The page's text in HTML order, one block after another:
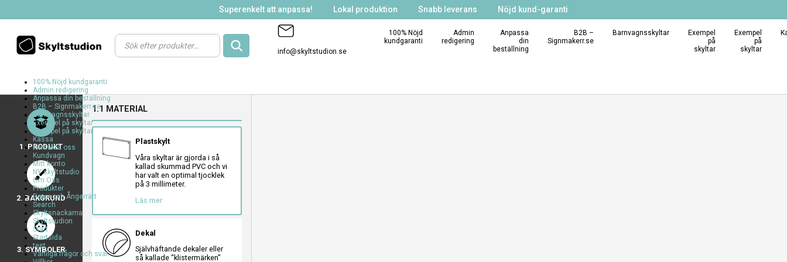
Superenkelt att anpassa! Lokal produktion Snabb leverans Nöjd kund-garanti
Products
search
info@skyltstudion.se
100% Nöjd
kundgaranti
Admin
redigering
Anpassa
din
beställning
B2B –
Signmakerr.se
Barnvagnsskyltar
Exempel
på
skyltar
Exempel
på
skyltar
100% Nöjd kundgaranti
Admin redigering
Anpassa din beställning
B2B – Signmakerr.se
Barnvagnsskyltar
Exempel på skyltar
Exempel på skyltar
Kassa
Kontakta oss
Kundvagn
Mitt konto
NY skyltstudio
Om Oss
Produkter
Retur och Ångerrätt
Search
Skyltsnackarna
Skyltstudion
Start
Startsida
test
Vanliga frågor och svar
1. PRODUKT
brush
2. BAKGRUND
face
3. SYMBOLER
1.1 MATERIAL
Plastskylt
Våra skyltar är gjorda i så
kallad skummad PVC och vi
har valt en optimal tjocklek
på 3 millimeter.
Läs mer
Dekal
Självhäftande dekaler eller
så kallade “klistermärken”